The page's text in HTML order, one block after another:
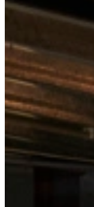
Nieuwe keuken?
Keukenacties!
Profiteer alleen deze
kopen = In de
van Nederland!
Kom tijdens de